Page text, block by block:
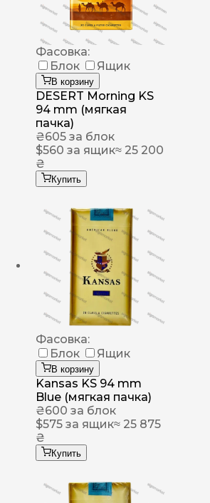
Фасовка:
Блок
Ящик
В корзину
DESERT Morning KS
94 mm (мягкая
пачка)
₴605 за блок
$560 за ящик≈ 25 200
₴
Купить
Фасовка:
Блок
Ящик
В корзину
Kansas KS 94 mm
Blue (мягкая пачка)
₴600 за блок
$575 за ящик≈ 25 875
₴
Купить